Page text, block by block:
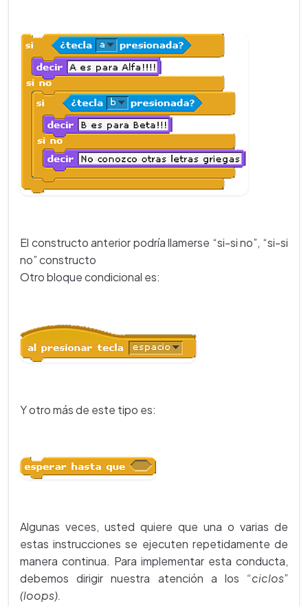
El constructo anterior podría llamerse “si-si no”, “si-si
no” constructo
Otro bloque condicional es:
Y otro más de este tipo es:
Algunas veces, usted quiere que una o varias de
estas instrucciones se ejecuten repetidamente de
manera continua. Para implementar esta conducta,
debemos dirigir nuestra atención a los “ciclos”
(loops).